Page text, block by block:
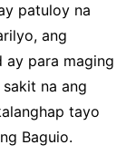
patuloy na
ang
ay para maging
na ang
tayo
Baguio.